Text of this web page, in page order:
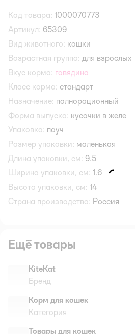
Код товара: 1000070773
Артикул: 65309
Вид животного: кошки
Возрастная группа: для взрослых
Вкус корма: говядина
Класс корма: стандарт
Назначение: полнорационный
Форма выпуска: кусочки в желе
Упаковка: пауч
Размер упаковки: маленькая
Длина упаковки, см: 9.5
Ширина упаковки, см: 1.6
Высота упаковки, см: 14
Страна производства: Россия
Ещё товары
KiteKat
Бренд
Корм для кошек
Категория
Товары для кошек